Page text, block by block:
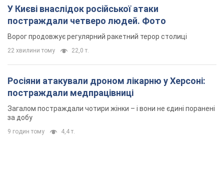
У Києві внаслідок російської атаки
постраждали четверо людей. Фото
Ворог продовжує регулярний ракетний терор столиці
22 хвилини тому 22,0 т.
Росіяни атакували дроном лікарню у Херсоні:
постраждали медпрацівниці
Загалом постраждали чотири жінки – і вони не єдині поранені
за добу
9 годин тому 4,4 т.